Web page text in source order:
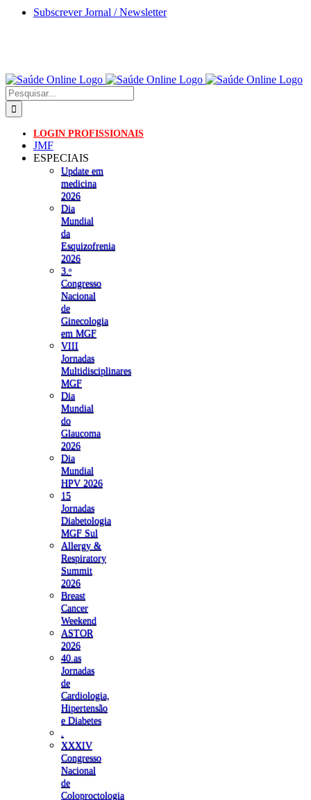
Skip
Subscrever Jornal / Newsletter
Pesquisar
LOGIN PROFISSIONAIS
JMF
ESPECIAIS
Update em
medicina
2026
Dia
Mundial
da
Esquizofrenia
2026
3.ᵒ
Congresso
Nacional
de
Ginecologia
em MGF
VIII
Jornadas
Multidisciplinares
MGF
Dia
Mundial
do
Glaucoma
2026
Dia
Mundial
HPV 2026
15
Jornadas
Diabetologia
MGF Sul
Allergy &
Respiratory
Summit
2026
Breast
Cancer
Weekend
ASTOR
2026
40.as
Jornadas
de
Cardiologia,
Hipertensão
e Diabetes
XXXIV
Congresso
Nacional
de
Coloproctologia